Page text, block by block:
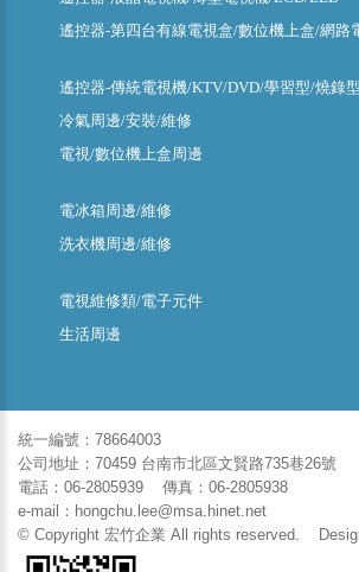
遙控器-第四台有線電視盒/數位機上盒/網路
遙控器-傳統電視機/KTV/DVD/學習型/燒錄型
冷氣周邊/安裝/維修
電視/數位機上盒周邊
電冰箱周邊/維修
洗衣機周邊/維修
電視維修類/電子元件
生活周邊
統一編號：78664003
公司地址：70459 台南市北區文賢路735巷26號
電話：06-2805939 傳真：06-2805938
e-mail：hongchu.lee@msa.hinet.net
© Copyright 宏竹企業 All rights reserved.